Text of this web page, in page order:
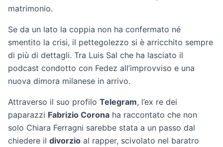
matrimonio.
Se da un lato la coppia non ha confermato né
smentito la crisi, il pettegolezzo si è arricchito sempre
di più di dettagli. Tra Luis Sal che ha lasciato il
podcast condotto con Fedez all’improvviso e una
nuova dimora milanese in arrivo.
Attraverso il suo profilo Telegram, l’ex re dei
paparazzi Fabrizio Corona ha raccontato che non
solo Chiara Ferragni sarebbe stata a un passo dal
chiedere il divorzio al rapper, scivolato nel baratro